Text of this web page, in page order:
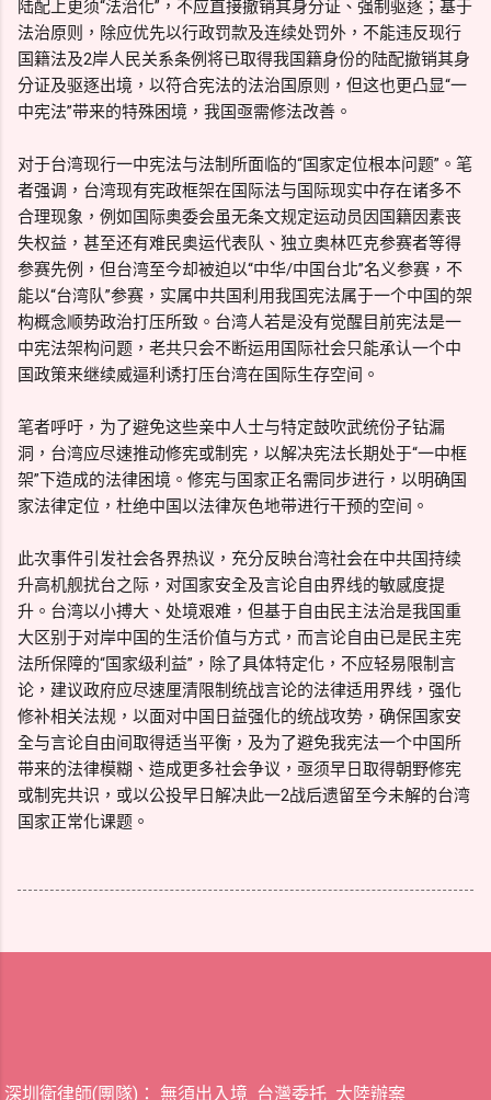
陆配上更须“法治化”，不应直接撤销其身分证、强制驱逐；基于
法治原则，除应优先以行政罚款及连续处罚外，不能违反现行
国籍法及2岸人民关系条例将已取得我国籍身份的陆配撤销其身
分证及驱逐出境，以符合宪法的法治国原则，但这也更凸显“一
中宪法”带来的特殊困境，我国亟需修法改善。
对于台湾现行一中宪法与法制所面临的“国家定位根本问题”。笔
者强调，台湾现有宪政框架在国际法与国际现实中存在诸多不
合理现象，例如国际奥委会虽无条文规定运动员因国籍因素丧
失权益，甚至还有难民奥运代表队、独立奥林匹克参赛者等得
参赛先例，但台湾至今却被迫以“中华/中国台北”名义参赛，不
能以“台湾队”参赛，实属中共国利用我国宪法属于一个中国的架
构概念顺势政治打压所致。台湾人若是没有觉醒目前宪法是一
中宪法架构问题，老共只会不断运用国际社会只能承认一个中
国政策来继续威逼利诱打压台湾在国际生存空间。
笔者呼吁，为了避免这些亲中人士与特定鼓吹武统份子钻漏
洞，台湾应尽速推动修宪或制宪，以解决宪法长期处于“一中框
架”下造成的法律困境。修宪与国家正名需同步进行，以明确国
家法律定位，杜绝中国以法律灰色地带进行干预的空间。
此次事件引发社会各界热议，充分反映台湾社会在中共国持续
升高机舰扰台之际，对国家安全及言论自由界线的敏感度提
升。台湾以小搏大、处境艰难，但基于自由民主法治是我国重
大区别于对岸中国的生活价值与方式，而言论自由已是民主宪
法所保障的“国家级利益”，除了具体特定化，不应轻易限制言
论，建议政府应尽速厘清限制统战言论的法律适用界线，强化
修补相关法规，以面对中国日益强化的统战攻势，确保国家安
全与言论自由间取得适当平衡，及为了避免我宪法一个中国所
带来的法律模糊、造成更多社会争议，亟须早日取得朝野修宪
或制宪共识，或以公投早日解决此一2战后遗留至今未解的台湾
国家正常化课题。
深圳衛律師(團隊)： 無須出入境 台灣委托 大陸辦案